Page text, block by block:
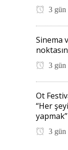
3 gün
Sinema
3 gün
Ot
“Her
yapmak”
3 gün